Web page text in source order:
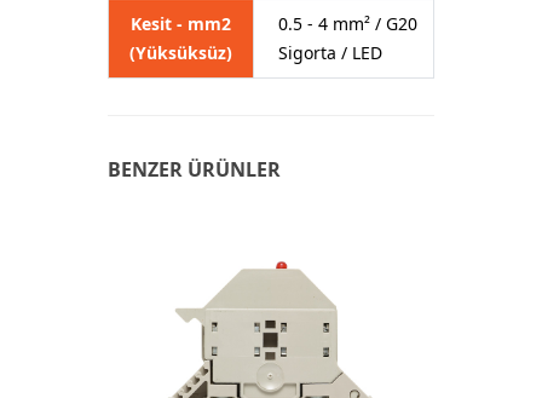
Kesit - mm2
(Yüksüksüz)
0.5 - 4 mm² / G20
Sigorta / LED
BENZER ÜRÜNLER